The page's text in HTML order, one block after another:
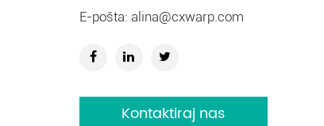
E-pošta: alina@cxwarp.com
Kontaktiraj nas